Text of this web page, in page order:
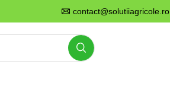
contact@solutiiagricole.ro